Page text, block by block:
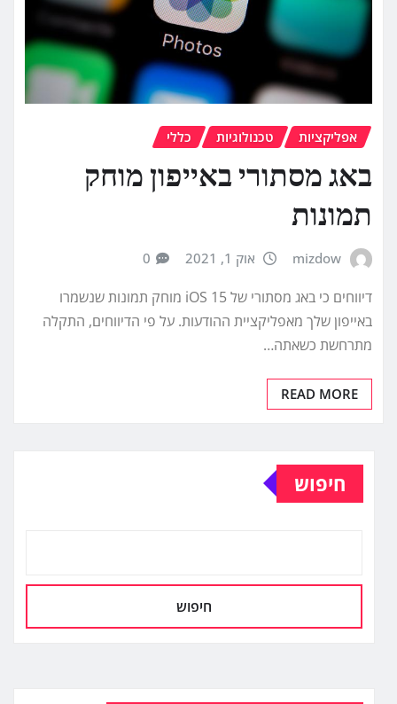
אפליקציות טכנולוגיות כללי
באג מסתורי באייפון מוחק
תמונות
mizdow אוק 1, 2021 0
דיווחים כי באג מסתורי של iOS 15 מוחק תמונות שנשמרו
באייפון שלך מאפליקציית ההודעות. על פי הדיווחים, התקלה
מתרחשת כשאתה…
READ MORE
חיפוש
חיפוש